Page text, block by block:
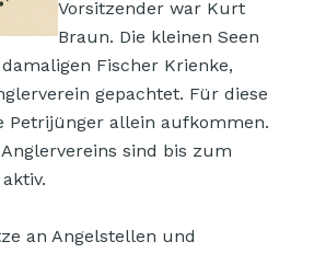
Vorsitzender war Kurt
Braun. Die kleinen Seen
Fischer Krienke,
gepachtet. Für diese
Petrijünger allein aufkommen.
sind bis zum
an Angelstellen und